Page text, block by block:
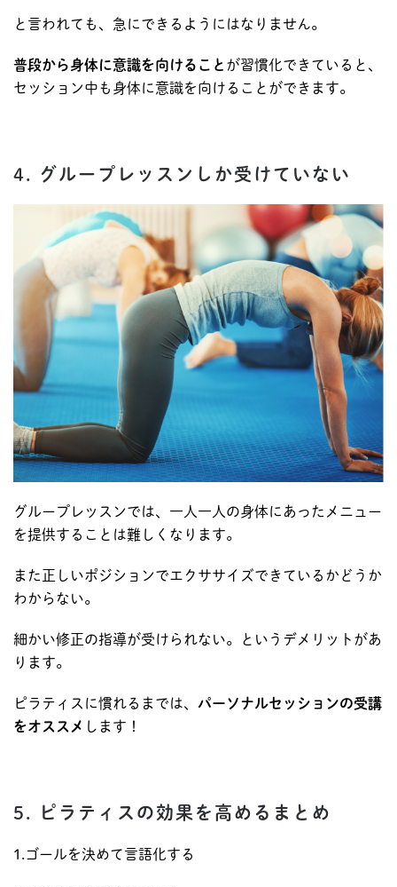
と言われても、急にできるようにはなりません。
普段から身体に意識を向けること が習慣化できていると、
セッション中も身体に意識を向けることができます。
4. グループレッスンしか受けていない
グループレッスンでは、一人一人の身体にあったメニュー
を提供することは難しくなります。
また正しいポジションでエクササイズできているかどうか
わからない。
細かい修正の指導が受けられない。というデメリットがあ
ります。
ピラティスに慣れるまでは、 パーソナルセッションの受講
をオススメ します！
5. ピラティスの効果を高めるまとめ
1.ゴールを決めて言語化する